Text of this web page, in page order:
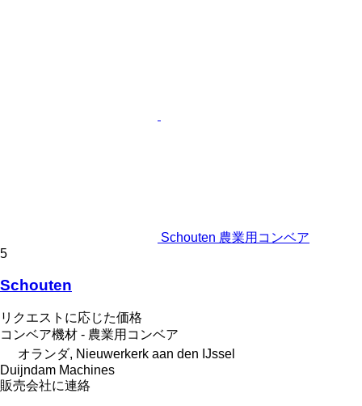
Schouten 農業用コンベア
5
Schouten
リクエストに応じた価格
コンベア機材 - 農業用コンベア
オランダ, Nieuwerkerk aan den IJssel
Duijndam Machines
販売会社に連絡